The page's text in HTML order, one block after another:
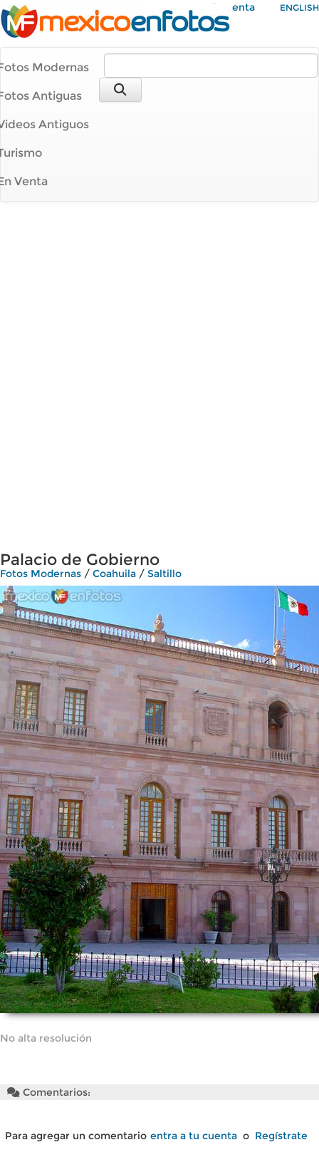
Mi Cuenta ENGLISH
Modernas
Antiguas
Antiguos
Venta
Palacio de Gobierno
Fotos Modernas / Coahuila / Saltillo
No alta resolución
Comentarios:
Para agregar un comentario entra a tu cuenta o Regístrate